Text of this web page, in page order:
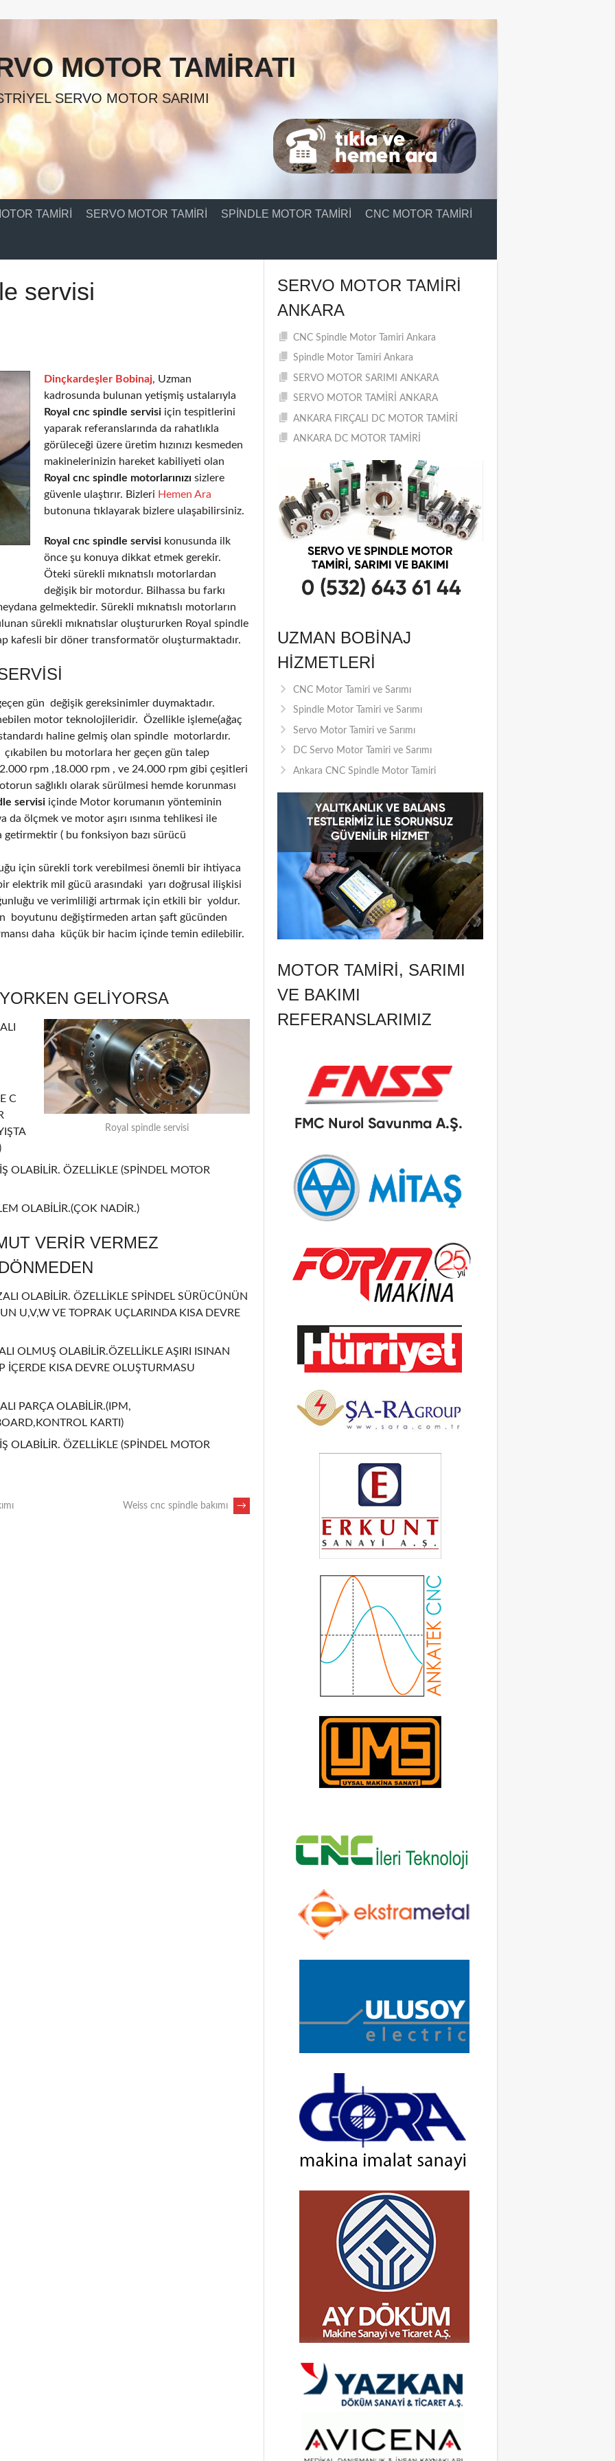
MOTOR TAMIRATI
SERVO MOTOR SARIMI
TAMIRI SERVO MOTOR TAMIRI SPINDLE MOTOR TAMIRI CNC MOTOR TAMIRI
servisi
Dinçkardeşler Bobinaj, Uzman
kadrosunda bulunan yetişmiş ustalarıyla
Royal cnc spindle servisi için tespitlerini
yaparak referanslarında da rahatlıkla
görüleceği üzere üretim hızınızı kesmeden
makinelerinizin hareket kabiliyeti olan
Royal cnc spindle motorlarınızı sizlere
güvenle ulaştırır. Bizleri Hemen Ara
butonuna tıklayarak bizlere ulaşabilirsiniz.
Royal cnc spindle servisi konusunda ilk
önce şu konuya dikkat etmek gerekir.
Öteki sürekli mıknatıslı motorlardan
değişik bir motordur. Bilhassa bu farkı
gelmektedir. Sürekli mıknatıslı motorların
sürekli mıknatıslar oluştururken Royal spindle
kafesli bir döner transformatör oluşturmaktadır.
gün değişik gereksinimler duymaktadır.
motor teknolojileridir. Özellikle işleme(ağaç
haline gelmiş olan spindle motorlardır.
bu motorlara her geçen gün talep
rpm ,18.000 rpm , ve 24.000 rpm gibi çeşitleri
sağlıklı olarak sürülmesi hemde korunması
servisi içinde Motor korumanın yönteminin
da ölçmek ve motor aşırı ısınma tehlikesi ile
getirmektir ( bu fonksiyon bazı sürücü
için sürekli tork verebilmesi önemli bir ihtiyaca
elektrik mil gücü arasındaki yarı doğrusal ilişkisi
ve verimliliği artırmak için etkili bir yoldur.
boyutunu değiştirmeden artan şaft gücünden
daha küçük bir hacim içinde temin edilebilir.
GELİYORSA
Royal spindle servisi
C
OLABİLİR. ÖZELLİKLE (SPİNDEL MOTOR
OLABİLİR.(ÇOK NADİR.)
VERİR VERMEZ
OLABİLİR. ÖZELLİKLE SPİNDEL SÜRÜCÜNÜN
U,V,W VE TOPRAK UÇLARINDA KISA DEVRE
OLMUŞ OLABİLİR.ÖZELLİKLE AŞIRI ISINAN
İÇERDE KISA DEVRE OLUŞTURMASU
PARÇA OLABİLİR.(IPM,
KARTI)
OLABİLİR. ÖZELLİKLE (SPİNDEL MOTOR
Weiss cnc spindle bakımı →
SERVO MOTOR TAMIRI
ANKARA
CNC Spindle Motor Tamiri Ankara
Spindle Motor Tamiri Ankara
SERVO MOTOR SARIMI ANKARA
SERVO MOTOR TAMİRİ ANKARA
ANKARA FIRÇALI DC MOTOR TAMİRİ
ANKARA DC MOTOR TAMİRİ
UZMAN BOBINAJ
HIZMETLERI
CNC Motor Tamiri ve Sarımı
Spindle Motor Tamiri ve Sarımı
Servo Motor Tamiri ve Sarımı
DC Servo Motor Tamiri ve Sarımı
Ankara CNC Spindle Motor Tamiri
MOTOR TAMIRI, SARIMI
VE BAKIMI
REFERANSLARIMIZ